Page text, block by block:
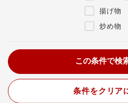
揚げ物
炒め物
条件をクリア